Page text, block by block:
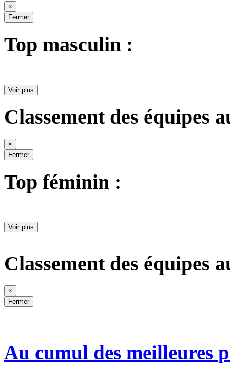
×
Fermer
Top masculin :
Voir plus
Classement des équipes
×
Fermer
Top féminin :
Voir plus
Classement des équipes
×
Fermer
Au cumul des meilleures